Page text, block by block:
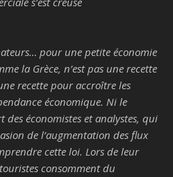
pour une petite économie
la Grèce, n’est pas une recette
recette pour accroître les
économique. Ni le
économistes et analystes, qui
de l’augmentation des flux
cette loi. Lors de leur
consomment du